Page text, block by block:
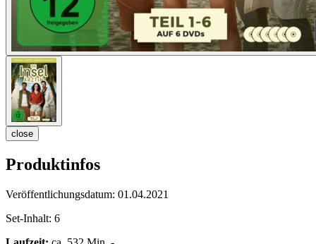
close
Produktinfos
Veröffentlichungsdatum: 01.04.2021
Set-Inhalt: 6